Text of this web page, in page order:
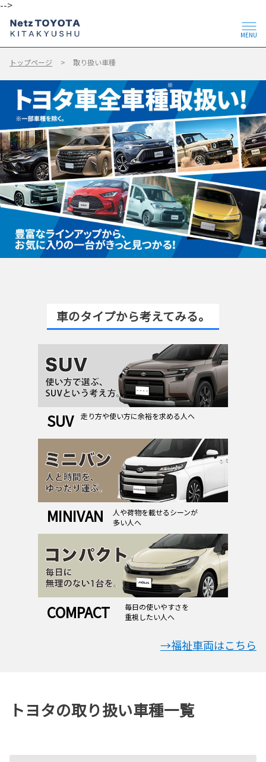
-->
MENU
トップページ 取り扱い車種
車のタイプから考えてみる。
MINIVAN
COMPACT
SUV
人や荷物を載せるシーンが
﻿多い人へ
毎日の使いやすさを
重視したい人へ
走り方や使い方に余裕を求める人へ
→福祉車両はこちら
トヨタの取り扱い車種一覧